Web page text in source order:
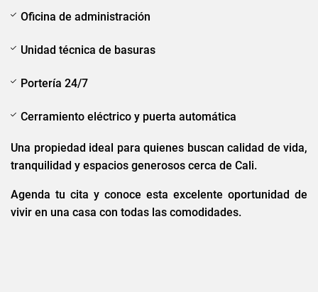
Oficina de administración
Unidad técnica de basuras
Portería 24/7
Cerramiento eléctrico y puerta automática
Una propiedad ideal para quienes buscan calidad de vida,
tranquilidad y espacios generosos cerca de Cali.
Agenda tu cita y conoce esta excelente oportunidad de
vivir en una casa con todas las comodidades.